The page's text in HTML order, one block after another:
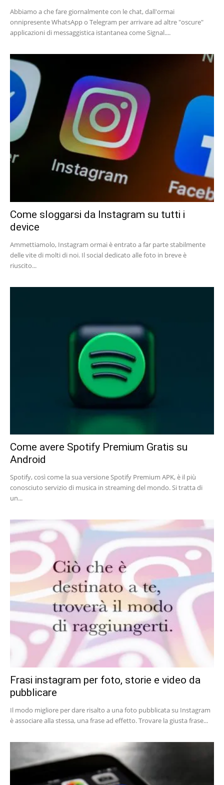
Abbiamo a che fare giornalmente con le chat, dall'ormai
onnipresente WhatsApp o Telegram per arrivare ad altre "oscure"
applicazioni di messaggistica istantanea come Signal....
Come sloggarsi da Instagram su tutti i
device
Ammettiamolo, Instagram ormai è entrato a far parte stabilmente
delle vite di molti di noi. Il social dedicato alle foto in breve è
riuscito...
Come avere Spotify Premium Gratis su
Android
Spotify, così come la sua versione Spotify Premium APK, è il più
conosciuto servizio di musica in streaming del mondo. Si tratta di
un...
Frasi instagram per foto, storie e video da
pubblicare
Il modo migliore per dare risalto a una foto pubblicata su Instagram
è associare alla stessa, una frase ad effetto. Trovare la giusta frase...